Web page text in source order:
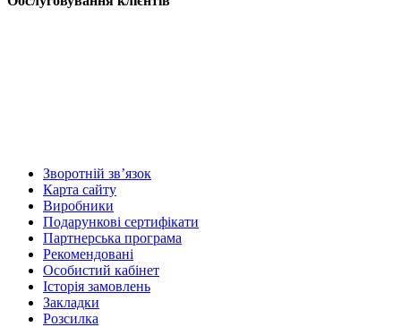
Зворотній зв’язок
Карта сайту
Виробники
Подарункові сертифікати
Партнерська програма
Рекомендовані
Особистий кабінет
Історія замовлень
Закладки
Розсилка